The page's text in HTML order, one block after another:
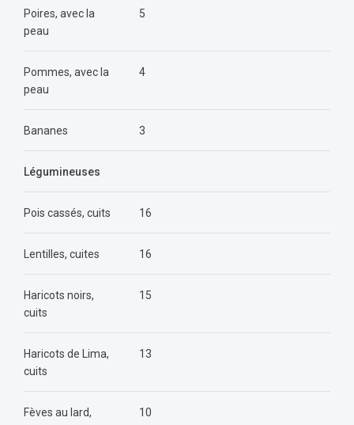
Poires, avec la
peau
5
Pommes, avec la
peau
4
Bananes 3
Légumineuses
Pois cassés, cuits 16
Lentilles, cuites 16
Haricots noirs,
cuits
15
Haricots de Lima,
cuits
13
Fèves au lard,
10